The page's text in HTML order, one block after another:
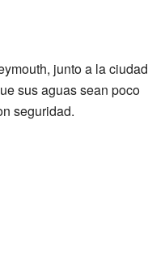
junto a la ciudad
sus aguas sean poco
seguridad.